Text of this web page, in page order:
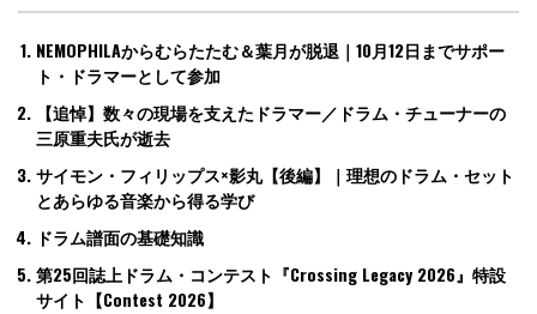
NEMOPHILAからむらたたむ＆葉月が脱退｜10月12日までサポー
ト・ドラマーとして参加
【追悼】数々の現場を支えたドラマー／ドラム・チューナーの
三原重夫氏が逝去
サイモン・フィリップス×影丸【後編】｜理想のドラム・セット
とあらゆる音楽から得る学び
ドラム譜面の基礎知識
第25回誌上ドラム・コンテスト『Crossing Legacy 2026』特設
サイト【Contest 2026】